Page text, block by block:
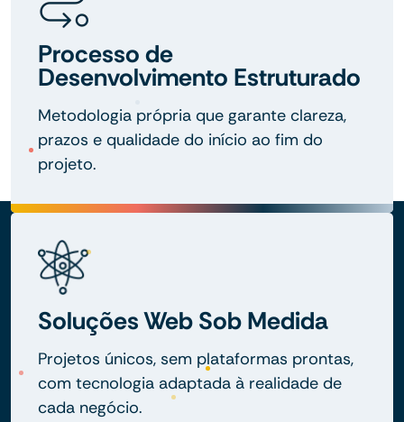
Processo de
Desenvolvimento Estruturado
Metodologia própria que garante clareza,
prazos e qualidade do início ao fim do
projeto.
Soluções Web Sob Medida
Projetos únicos, sem plataformas prontas,
com tecnologia adaptada à realidade de
cada negócio.